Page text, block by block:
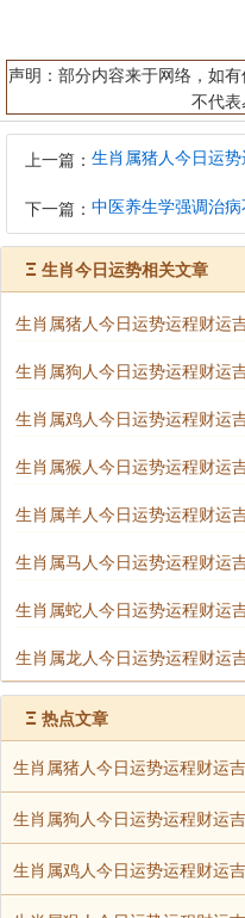
声明：部分内容来于网络，如
不代表
上一篇：
下一篇：
Ξ 生肖今日运势相关文章
生肖属猪人今日运势运程财运
生肖属狗人今日运势运程财运
生肖属鸡人今日运势运程财运
生肖属猴人今日运势运程财运
生肖属羊人今日运势运程财运
生肖属马人今日运势运程财运
生肖属蛇人今日运势运程财运
生肖属龙人今日运势运程财运
Ξ 热点文章
生肖属猪人今日运势运程财运
生肖属狗人今日运势运程财运
生肖属鸡人今日运势运程财运